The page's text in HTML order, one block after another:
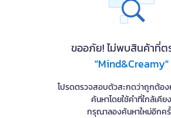
ขออภัย! ไม่พบสินค้าที่ต
"Mind&Creamy"
โปรดตรวจสอบตัวสะกดว่าถูกต้อง
ค้นหาโดยใช้คำที่ใกล้เคียง
กรุณาลองค้นหาใหม่อีกค